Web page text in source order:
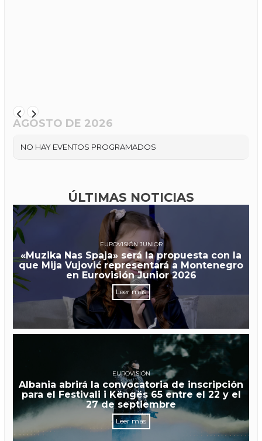
AGOSTO DE 2026
NO HAY EVENTOS PROGRAMADOS
ÚLTIMAS NOTICIAS
EUROVISIÓN JUNIOR
«Muzika Nas Spaja» será la propuesta con la
que Mija Vujović representará a Montenegro
en Eurovisión Junior 2026
Leer más
EUROVISIÓN
Albania abrirá la convocatoria de inscripción
para el Festivali i Këngës 65 entre el 22 y el
27 de septiembre
Leer más